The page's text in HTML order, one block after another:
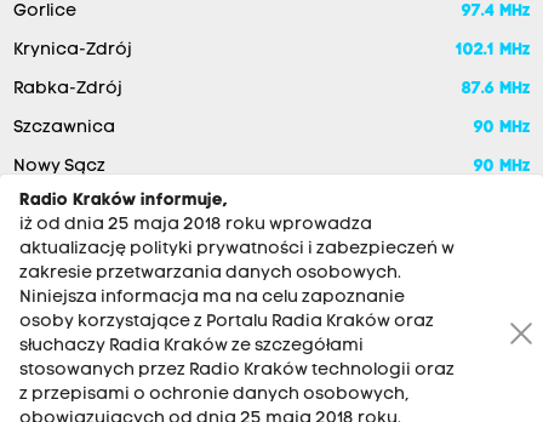
Gorlice 97.4 MHz
Krynica-Zdrój 102.1 MHz
Rabka-Zdrój 87.6 MHz
Szczawnica 90 MHz
Nowy Sącz 90 MHz
RADIO KRAKÓW SA. Aleja Juliusza Słowackiego 22, 30-007
Kraków
Radio Kraków informuje,
iż od dnia 25 maja 2018 roku wprowadza
aktualizację polityki prywatności i zabezpieczeń w
zakresie przetwarzania danych osobowych.
Niniejsza informacja ma na celu zapoznanie
osoby korzystające z Portalu Radia Kraków oraz
słuchaczy Radia Kraków ze szczegółami
stosowanych przez Radio Kraków technologii oraz
z przepisami o ochronie danych osobowych,